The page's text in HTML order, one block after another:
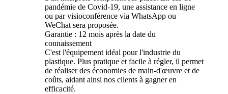
pandémie de Covid-19, une assistance en ligne
ou par visioconférence via WhatsApp ou
WeChat sera proposée.
Garantie : 12 mois après la date du
connaissement
C'est l'équipement idéal pour l'industrie du
plastique. Plus pratique et facile à régler, il permet
de réaliser des économies de main-d'œuvre et de
coûts, aidant ainsi nos clients à gagner en
efficacité.